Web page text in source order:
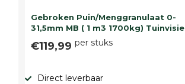
Gebroken Puin/Menggranulaat 0-
31,5mm MB ( 1 m3 1700kg) Tuinvisie
€119,99 per stuks
Direct leverbaar